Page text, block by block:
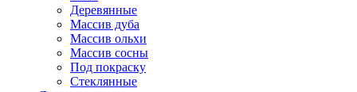
Деревянные
Массив дуба
Массив ольхи
Массив сосны
Под покраску
Стеклянные